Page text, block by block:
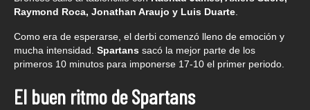
Raymond Roca, Jonathan Araujo y Luis Duarte.
Como era de esperarse, el derbi comenzó lleno de emoción y
mucha intensidad. Spartans sacó la mejor parte de los
primeros 10 minutos para imponerse 17-10 el primer periodo.
El buen ritmo de Spartans